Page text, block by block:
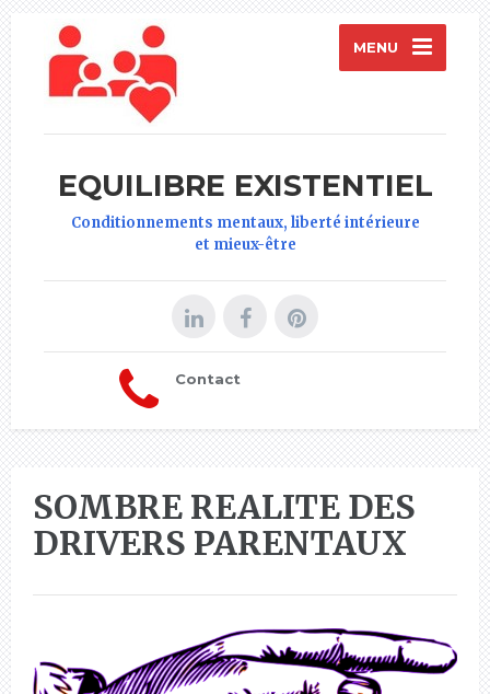
MENU
EQUILIBRE EXISTENTIEL
Conditionnements mentaux, liberté intérieure
et mieux-être
Contact
SOMBRE REALITE DES
DRIVERS PARENTAUX